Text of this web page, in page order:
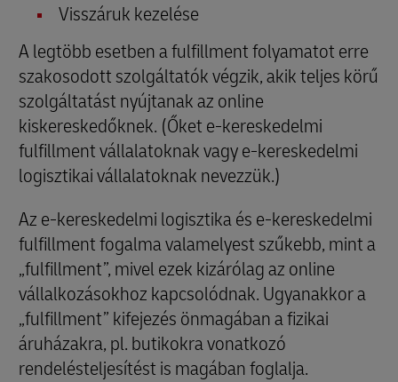
Visszáruk kezelése
A legtöbb esetben a fulfillment folyamatot erre
szakosodott szolgáltatók végzik, akik teljes körű
szolgáltatást nyújtanak az online
kiskereskedőknek. (Őket e-kereskedelmi
fulfillment vállalatoknak vagy e-kereskedelmi
logisztikai vállalatoknak nevezzük.)
Az e-kereskedelmi logisztika és e-kereskedelmi
fulfillment fogalma valamelyest szűkebb, mint a
„fulfillment”, mivel ezek kizárólag az online
vállalkozásokhoz kapcsolódnak. Ugyanakkor a
„fulfillment” kifejezés önmagában a fizikai
áruházakra, pl. butikokra vonatkozó
rendelésteljesítést is magában foglalja.